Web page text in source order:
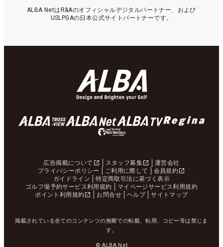
ALBA NetはR&Aのオフィシャルデジタルパートナー、および
USLPGAの日本公式サイトパートナーです。
広告掲載について スタッフ募集
運営会社
プライバシーポリシー
ご利用に際して
会員規約
ガイドライン
特定商取引法に基づく表示
ゴルフ場予約サービス利用規約
マイページサービス利用規約
ポイント利用規約
お問合せ ヘルプ サイトマップ
掲載されている全てのコンテンツの無断での転載、転用、コピー等は禁じま
す。
© ALBA Net